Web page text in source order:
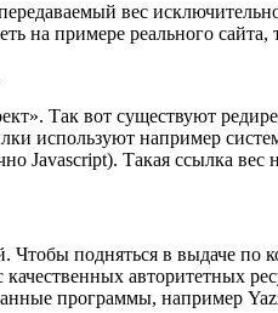
вес
на примере реального
Так вот существуют
используют например
Javascript). Такая ссылка вес
Чтобы подняться в выдаче по
качественных авторитетных
программы, например